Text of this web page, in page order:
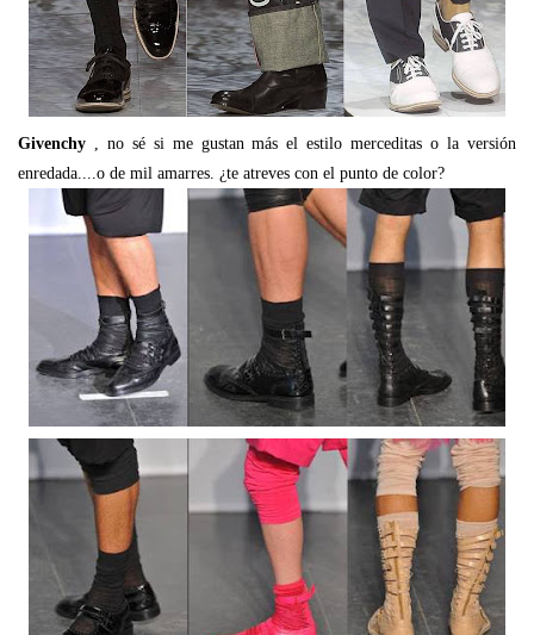
Givenchy , no sé si me gustan más el estilo merceditas o la versión
enredada....o de mil amarres. ¿te atreves con el punto de color?